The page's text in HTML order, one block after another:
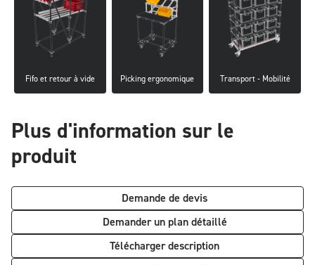
entièrement assemblé, le Support incliné mobile 3 niveaux avec niveau
de retour est immédiatement opérationnel. Il constitue un outil clé
pour structurer les flux, améliorer l’ergonomie des postes et
augmenter la productivité.
Fifo et retour à vide Picking ergonomique Transport - Mobilité
Plus d'information sur le
produit
Demande de devis
Demander un plan détaillé
Télécharger description